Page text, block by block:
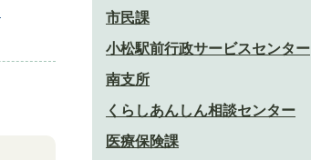
市民課
小松駅前行政サービスセンター
南支所
くらしあんしん相談センター
医療保険課